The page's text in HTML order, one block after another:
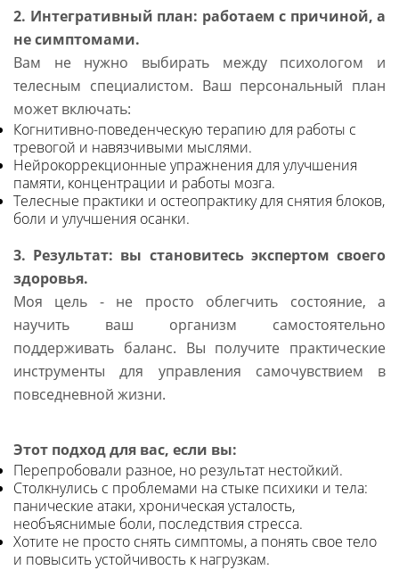
2. Интегративный план: работаем с причиной, а
не симптомами.
Вам не нужно выбирать между психологом и
телесным специалистом. Ваш персональный план
может включать:
Когнитивно-поведенческую терапию для работы с
тревогой и навязчивыми мыслями.
Нейрокоррекционные упражнения для улучшения
памяти, концентрации и работы мозга.
Телесные практики и остеопрактику для снятия блоков,
боли и улучшения осанки.
3. Результат: вы становитесь экспертом своего
здоровья.
Моя цель - не просто облегчить состояние, а
научить ваш организм самостоятельно
поддерживать баланс. Вы получите практические
инструменты для управления самочувствием в
повседневной жизни.
Этот подход для вас, если вы:
Перепробовали разное, но результат нестойкий.
Столкнулись с проблемами на стыке психики и тела:
панические атаки, хроническая усталость,
необъяснимые боли, последствия стресса.
Хотите не просто снять симптомы, а понять свое тело
и повысить устойчивость к нагрузкам.